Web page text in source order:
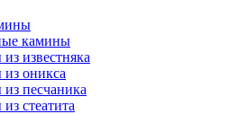
камины
известняка
оникса
песчаника
стеатита